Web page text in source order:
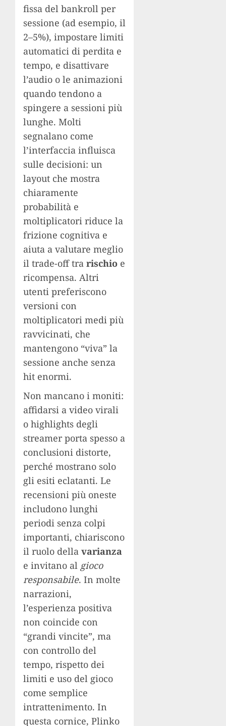
fissa del bankroll per
sessione (ad esempio, il
2–5%), impostare limiti
automatici di perdita e
tempo, e disattivare
l’audio o le animazioni
quando tendono a
spingere a sessioni più
lunghe. Molti
segnalano come
l’interfaccia influisca
sulle decisioni: un
layout che mostra
chiaramente
probabilità e
moltiplicatori riduce la
frizione cognitiva e
aiuta a valutare meglio
il trade-off tra rischio e
ricompensa. Altri
utenti preferiscono
versioni con
moltiplicatori medi più
ravvicinati, che
mantengono “viva” la
sessione anche senza
hit enormi.
Non mancano i moniti:
affidarsi a video virali
o highlights degli
streamer porta spesso a
conclusioni distorte,
perché mostrano solo
gli esiti eclatanti. Le
recensioni più oneste
includono lunghi
periodi senza colpi
importanti, chiariscono
il ruolo della varianza
e invitano al gioco
responsabile. In molte
narrazioni,
l’esperienza positiva
non coincide con
“grandi vincite”, ma
con controllo del
tempo, rispetto dei
limiti e uso del gioco
come semplice
intrattenimento. In
questa cornice, Plinko